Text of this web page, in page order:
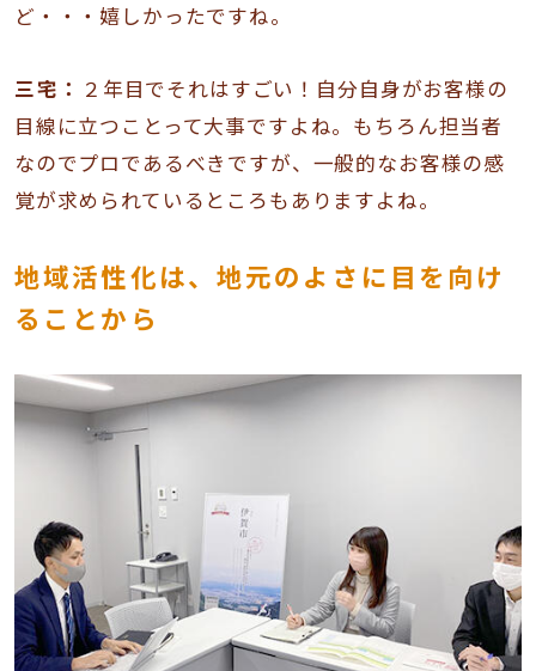
ど・・・嬉しかったですね。
三宅： ２年目でそれはすごい！自分自身がお客様の
目線に立つことって大事ですよね。もちろん担当者
なのでプロであるべきですが、一般的なお客様の感
覚が求められているところもありますよね。
地域活性化は、地元のよさに目を向け
ることから